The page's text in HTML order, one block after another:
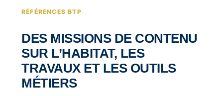
RÉFÉRENCES BTP
DES MISSIONS DE CONTENU
SUR L’HABITAT, LES
TRAVAUX ET LES OUTILS
MÉTIERS